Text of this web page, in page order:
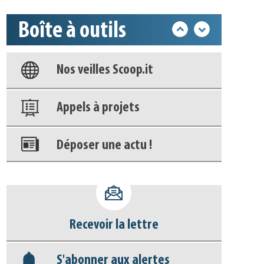
Boîte à outils
Base documentaire
Nos veilles Scoop.it
Appels à projets
Déposer une actu !
déconnecter)
Base documentaire
Recevoir la lettre
S'abonner aux alertes